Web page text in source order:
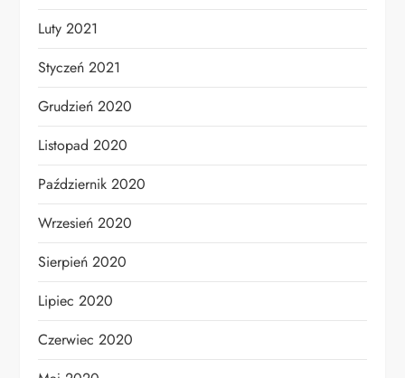
Luty 2021
Styczeń 2021
Grudzień 2020
Listopad 2020
Październik 2020
Wrzesień 2020
Sierpień 2020
Lipiec 2020
Czerwiec 2020